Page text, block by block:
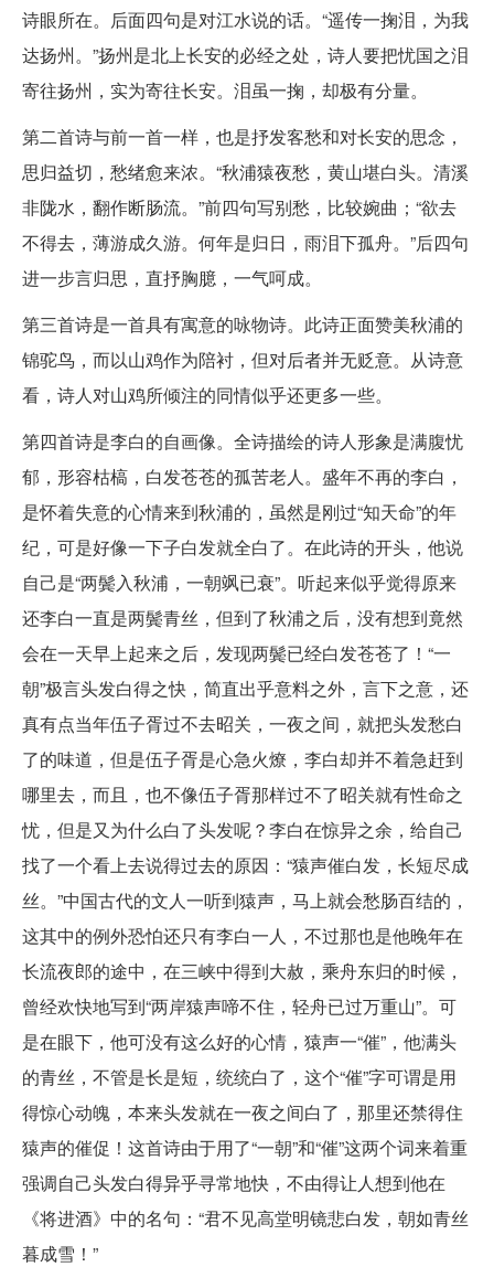
诗眼所在。后面四句是对江水说的话。“遥传一掬泪，为我
达扬州。”扬州是北上长安的必经之处，诗人要把忧国之泪
寄往扬州，实为寄往长安。泪虽一掬，却极有分量。
第二首诗与前一首一样，也是抒发客愁和对长安的思念，
思归益切，愁绪愈来浓。“秋浦猿夜愁，黄山堪白头。清溪
非陇水，翻作断肠流。”前四句写别愁，比较婉曲；“欲去
不得去，薄游成久游。何年是归日，雨泪下孤舟。”后四句
进一步言归思，直抒胸臆，一气呵成。
第三首诗是一首具有寓意的咏物诗。此诗正面赞美秋浦的
锦驼鸟，而以山鸡作为陪衬，但对后者并无贬意。从诗意
看，诗人对山鸡所倾注的同情似乎还更多一些。
第四首诗是李白的自画像。全诗描绘的诗人形象是满腹忧
郁，形容枯槁，白发苍苍的孤苦老人。盛年不再的李白，
是怀着失意的心情来到秋浦的，虽然是刚过“知天命”的年
纪，可是好像一下子白发就全白了。在此诗的开头，他说
自己是“两鬓入秋浦，一朝飒已衰”。听起来似乎觉得原来
还李白一直是两鬓青丝，但到了秋浦之后，没有想到竟然
会在一天早上起来之后，发现两鬓已经白发苍苍了！“一
朝”极言头发白得之快，简直出乎意料之外，言下之意，还
真有点当年伍子胥过不去昭关，一夜之间，就把头发愁白
了的味道，但是伍子胥是心急火燎，李白却并不着急赶到
哪里去，而且，也不像伍子胥那样过不了昭关就有性命之
忧，但是又为什么白了头发呢？李白在惊异之余，给自己
找了一个看上去说得过去的原因：“猿声催白发，长短尽成
丝。”中国古代的文人一听到猿声，马上就会愁肠百结的，
这其中的例外恐怕还只有李白一人，不过那也是他晚年在
长流夜郎的途中，在三峡中得到大赦，乘舟东归的时候，
曾经欢快地写到“两岸猿声啼不住，轻舟已过万重山”。可
是在眼下，他可没有这么好的心情，猿声一“催”，他满头
的青丝，不管是长是短，统统白了，这个“催”字可谓是用
得惊心动魄，本来头发就在一夜之间白了，那里还禁得住
猿声的催促！这首诗由于用了“一朝”和“催”这两个词来着重
强调自己头发白得异乎寻常地快，不由得让人想到他在
《将进酒》中的名句：“君不见高堂明镜悲白发，朝如青丝
暮成雪！”